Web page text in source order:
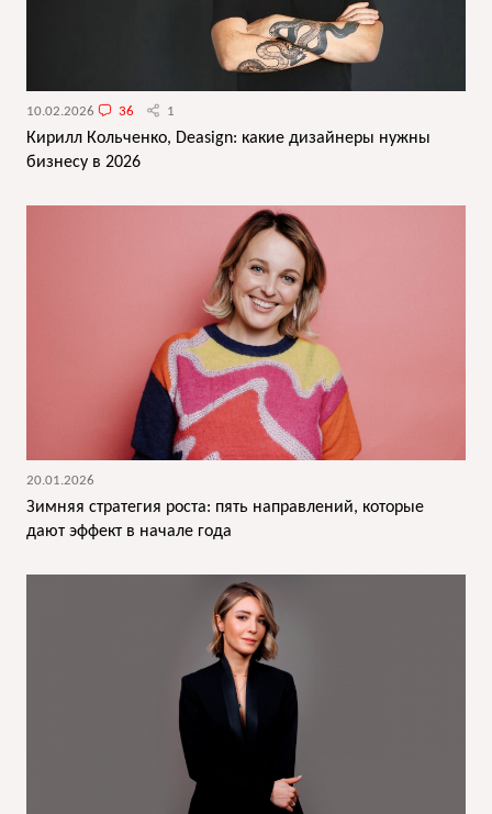
10.02.2026 36 1
Кирилл Кольченко, Deasign: какие дизайнеры нужны
бизнесу в 2026
20.01.2026
Зимняя стратегия роста: пять направлений, которые
дают эффект в начале года